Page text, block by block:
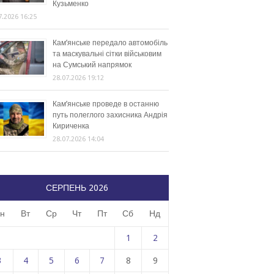
Кузьменко
16:25
Кам’янське передало автомобіль
та маскувальні сітки військовим
на Сумський напрямок
28.07.2026 19:12
Кам’янське проведе в останню
путь полеглого захисника Андрія
Кириченка
28.07.2026 14:04
СЕРПЕНЬ 2026
Вт Ср Чт Пт Сб Нд
1 2
4 5 6 7 8 9